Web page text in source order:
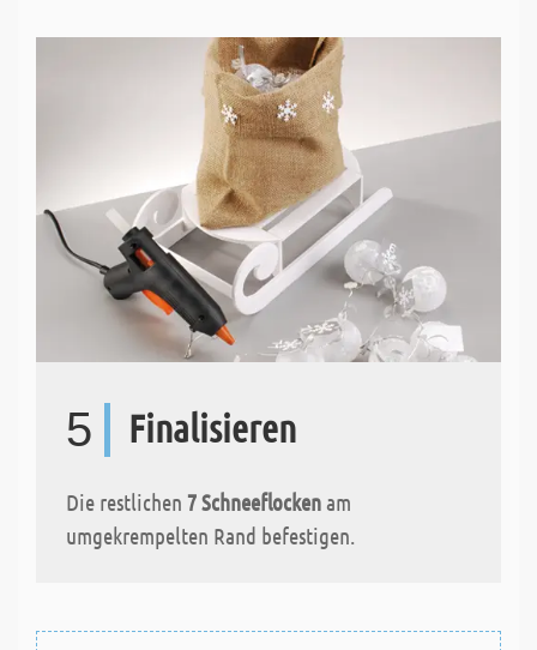
5 Finalisieren
Die restlichen 7 Schneeflockenam
umgekrempelten Rand befestigen.